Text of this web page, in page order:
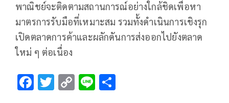
พาณิชย์จะติดตามสถานการณ์อย่างใกล้ชิดเพื่อหา
มาตรการรับมือที่เหมาะสม รวมทั้งดำเนินการเชิงรุก
เปิดตลาดการค้าและผลักดันการส่งออกไปยังตลาด
ใหม่ ๆ ต่อเนื่อง
F T C Li